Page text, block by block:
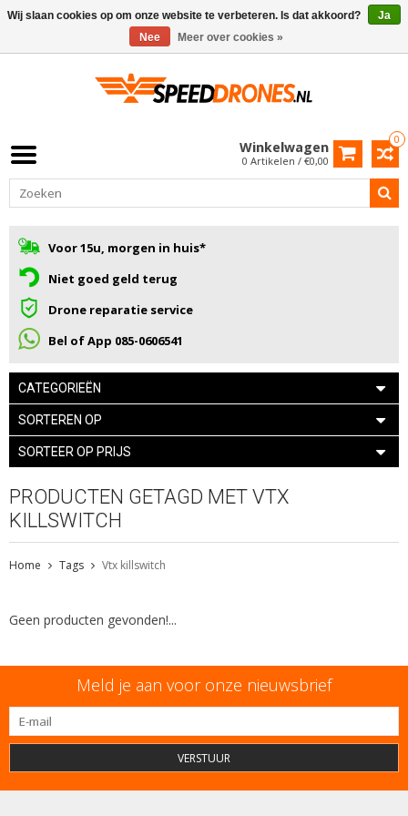
0
Winkelwagen
0 Artikelen / €0,00
Voor 15u, morgen in huis*
Niet goed geld terug
Drone reparatie service
Bel of App 085-0606541
CATEGORIEËN
SORTEREN OP
SORTEER OP PRIJS
PRODUCTEN GETAGD MET VTX
KILLSWITCH
Home Tags Vtx killswitch
Geen producten gevonden!...
Meld je aan voor onze nieuwsbrief
VERSTUUR
Wij slaan cookies op om onze website te verbeteren. Is dat akkoord?
Ja
Nee
Meer over cookies »